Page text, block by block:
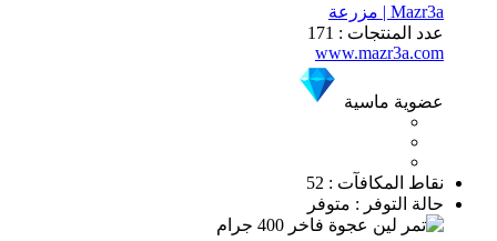
Mazr3a | مزرعة
عدد المنتجات : 171
www.mazr3a.com
عضوية ماسية
نقاط المكافآت : 52
حالة التوفر : متوفر